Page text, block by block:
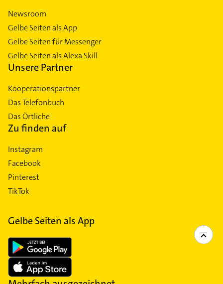
Newsroom
Gelbe Seiten als App
Gelbe Seiten für Messenger
Gelbe Seiten als Alexa Skill
Unsere Partner
Kooperationspartner
Das Telefonbuch
Das Örtliche
Zu finden auf
Instagram
Facebook
Pinterest
TikTok
Gelbe Seiten als App